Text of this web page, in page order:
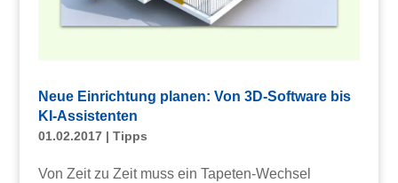
Neue Einrichtung planen: Von 3D-Software bis
KI-Assistenten
01.02.2017| Tipps
Von Zeit zu Zeit muss ein Tapeten-Wechsel